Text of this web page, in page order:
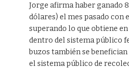
Jorge afirma haber ganado
dólares) el mes pasado con
superando lo que obtiene
dentro del sistema público
buzos también se
el sistema público de